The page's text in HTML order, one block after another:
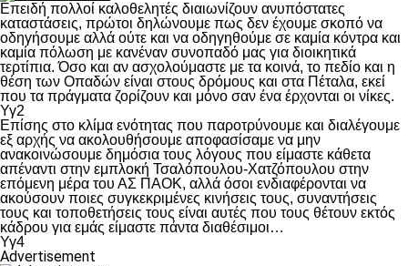
Επειδή πολλοί καλοθελητές διαιωνίζουν ανυπόστατες
καταστάσεις, πρώτοι δηλώνουμε πως δεν έχουμε σκοπό να
οδηγήσουμε αλλά ούτε και να οδηγηθούμε σε καμία κόντρα και
καμία πόλωση με κανέναν συνοπαδό μας για διοικητικά
τερτίπια. Όσο και αν ασχολούμαστε με τα κοινά, το πεδίο και η
θέση των Οπαδών είναι στους δρόμους και στα Πέταλα, εκεί
που τα πράγματα ζορίζουν και μόνο σαν ένα έρχονται οι νίκες.
Υγ2
Επίσης στο κλίμα ενότητας που παροτρύνουμε και διαλέγουμε
εξ αρχής να ακολουθήσουμε αποφασίσαμε να μην
ανακοινώσουμε δημόσια τους λόγους που είμαστε κάθετα
απέναντι στην εμπλοκή Τσαλόπουλου-Χατζόπουλου στην
επόμενη μέρα του ΑΣ ΠΑΟΚ, αλλά όσοι ενδιαφέρονται να
ακούσουν ποιες συγκεκριμένες κινήσεις τους, συναντήσεις
τους και τοποθετήσεις τους είναι αυτές που τους θέτουν εκτός
κάδρου για εμάς είμαστε πάντα διαθέσιμοι…
Υγ4
Advertisement